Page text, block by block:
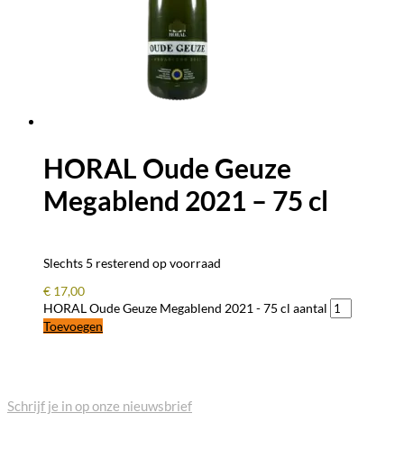
HORAL Oude Geuze
Megablend 2021 – 75 cl
Slechts 5 resterend op voorraad
€ 17,00
HORAL Oude Geuze Megablend 2021 - 75 cl aantal
Toevoegen
Schrijf je in op onze nieuwsbrief